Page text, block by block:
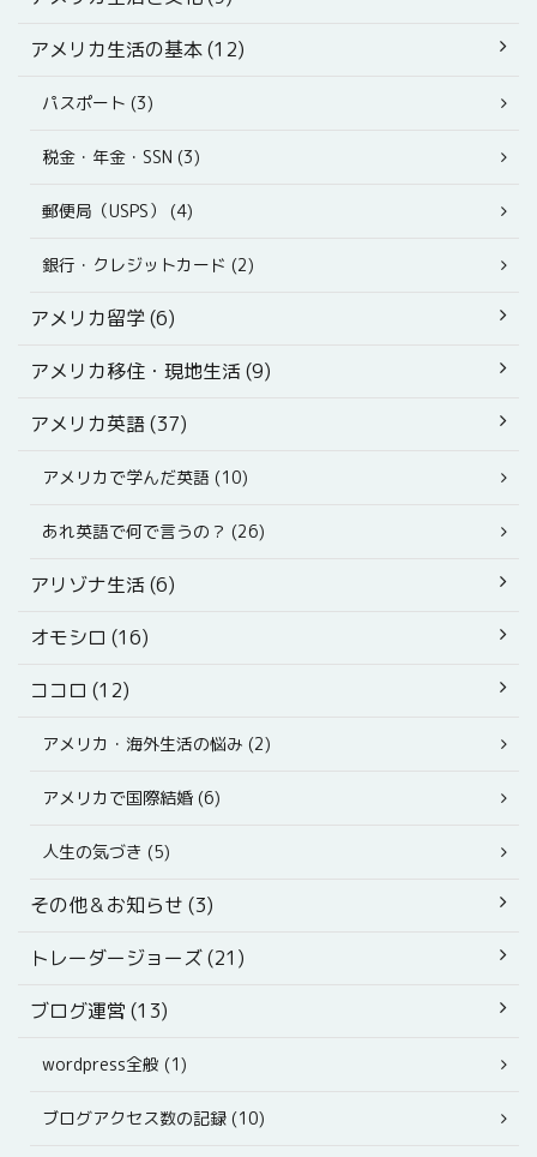
アメリカ生活の基本 (12)
パスポート (3)
税金・年金・SSN (3)
郵便局（USPS） (4)
銀行・クレジットカード (2)
アメリカ留学 (6)
アメリカ移住・現地生活 (9)
アメリカ英語 (37)
アメリカで学んだ英語 (10)
あれ英語で何で言うの？ (26)
アリゾナ生活 (6)
オモシロ (16)
ココロ (12)
アメリカ・海外生活の悩み (2)
アメリカで国際結婚 (6)
人生の気づき (5)
その他＆お知らせ (3)
トレーダージョーズ (21)
ブログ運営 (13)
wordpress全般 (1)
ブログアクセス数の記録 (10)